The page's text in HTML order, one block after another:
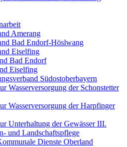
Amerang
Bad Endorf-Höslwang
Eiselfing
Bad Endorf
Eiselfing
Südostoberbayern
Wasserversorgung der Schonstetter
Wasserversorgung der Harpfinger
Unterhaltung der Gewässer III.
und Landschaftspflege
Dienste Oberland